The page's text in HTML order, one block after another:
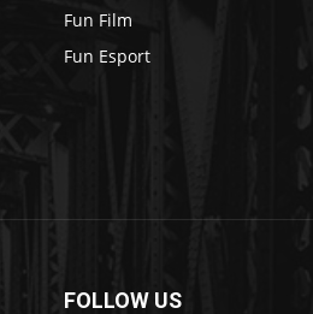
Fun Film
Fun Esport
FOLLOW US